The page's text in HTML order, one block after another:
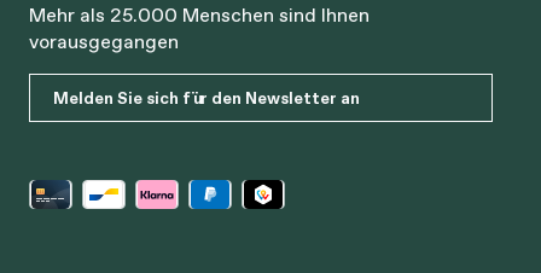
Mehr als 25.000 Menschen sind Ihnen
vorausgegangen
Melden Sie sich für den Newsletter an